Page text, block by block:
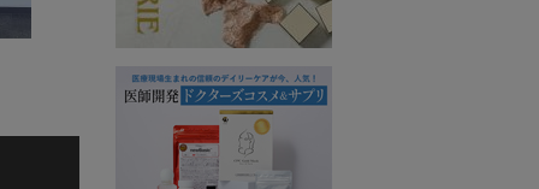
田代かな子